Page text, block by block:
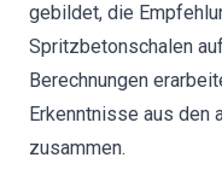
gebildet, die
Spritzbetonschalen
Berechnungen
Erkenntnisse aus den
zusammen.